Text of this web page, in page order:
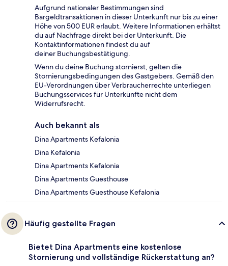
Aufgrund nationaler Bestimmungen sind
Bargeldtransaktionen in dieser Unterkunft nur bis zu einer
Höhe von 500 EUR erlaubt. Weitere Informationen erhältst
du auf Nachfrage direkt bei der Unterkunft. Die
Kontaktinformationen findest du auf
deiner Buchungsbestätigung.
Wenn du deine Buchung stornierst, gelten die
Stornierungsbedingungen des Gastgebers. Gemäß den
EU-Verordnungen über Verbraucherrechte unterliegen
Buchungsservices für Unterkünfte nicht dem
Widerrufsrecht.
Auch bekannt als
Dina Apartments Kefalonia
Dina Kefalonia
Dina Apartments Kefalonia
Dina Apartments Guesthouse
Dina Apartments Guesthouse Kefalonia
Häufig gestellte Fragen
Bietet Dina Apartments eine kostenlose
Stornierung und vollständige Rückerstattung an?